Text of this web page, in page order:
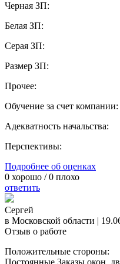
Черная ЗП:
Белая ЗП:
Серая ЗП:
Размер ЗП:
Прочее:
Обучение за счет компании:
Адекватность начальства:
Перспективы:
Подробнее об оценках
0 хорошо /0 плохо
ответить
Сергей
в Московской области |
Отзыв о работе
Положительные стороны: